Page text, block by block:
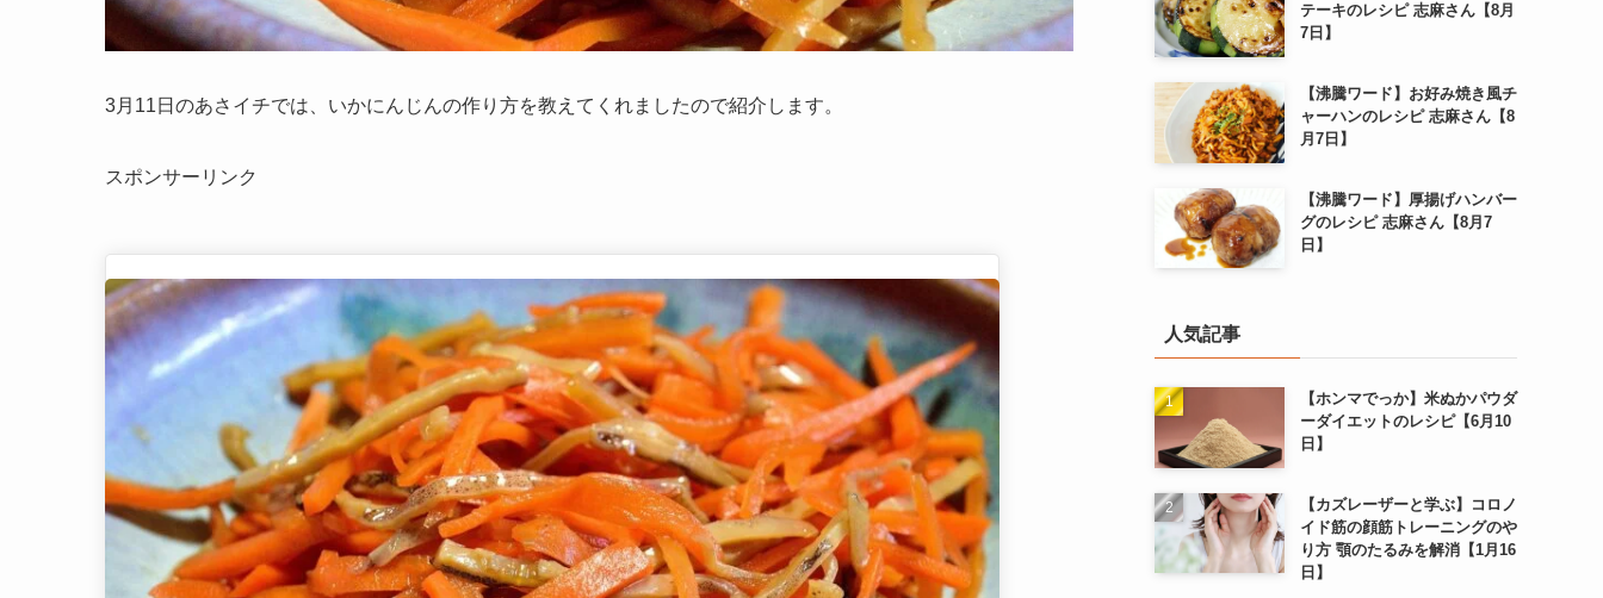
3月11日のあさイチでは、いかにんじんの作り方を教えてくれましたので紹介します。
スポンサーリンク
テーキのレシピ 志麻さん【8月
7日】
【沸騰ワード】お好み焼き風チ
ャーハンのレシピ 志麻さん【8
月7日】
【沸騰ワード】厚揚げハンバー
グのレシピ 志麻さん【8月7
日】
人気記事
【ホンマでっか】米ぬかパウダ
ーダイエットのレシピ【6月10
日】
【カズレーザーと学ぶ】コロノ
イド筋の顔筋トレーニングのや
り方 顎のたるみを解消【1月16
日】